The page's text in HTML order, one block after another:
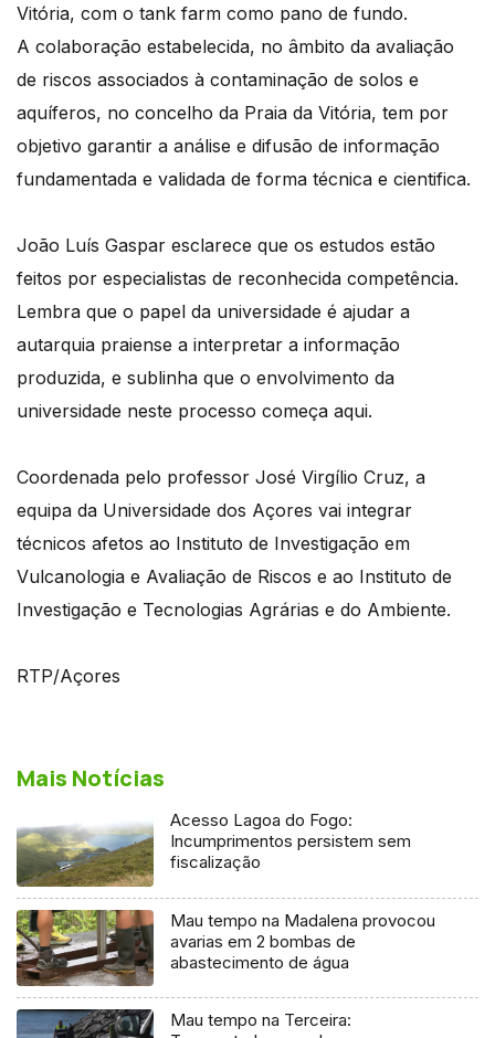
Vitória, com o tank farm como pano de fundo.
A colaboração estabelecida, no âmbito da avaliação
de riscos associados à contaminação de solos e
aquíferos, no concelho da Praia da Vitória, tem por
objetivo garantir a análise e difusão de informação
fundamentada e validada de forma técnica e cientifica.
João Luís Gaspar esclarece que os estudos estão
feitos por especialistas de reconhecida competência.
Lembra que o papel da universidade é ajudar a
autarquia praiense a interpretar a informação
produzida, e sublinha que o envolvimento da
universidade neste processo começa aqui.
Coordenada pelo professor José Virgílio Cruz, a
equipa da Universidade dos Açores vai integrar
técnicos afetos ao Instituto de Investigação em
Vulcanologia e Avaliação de Riscos e ao Instituto de
Investigação e Tecnologias Agrárias e do Ambiente.
RTP/Açores
Mais Notícias
Acesso Lagoa do Fogo:
Incumprimentos persistem sem
fiscalização
Mau tempo na Madalena provocou
avarias em 2 bombas de
abastecimento de água
Mau tempo na Terceira: